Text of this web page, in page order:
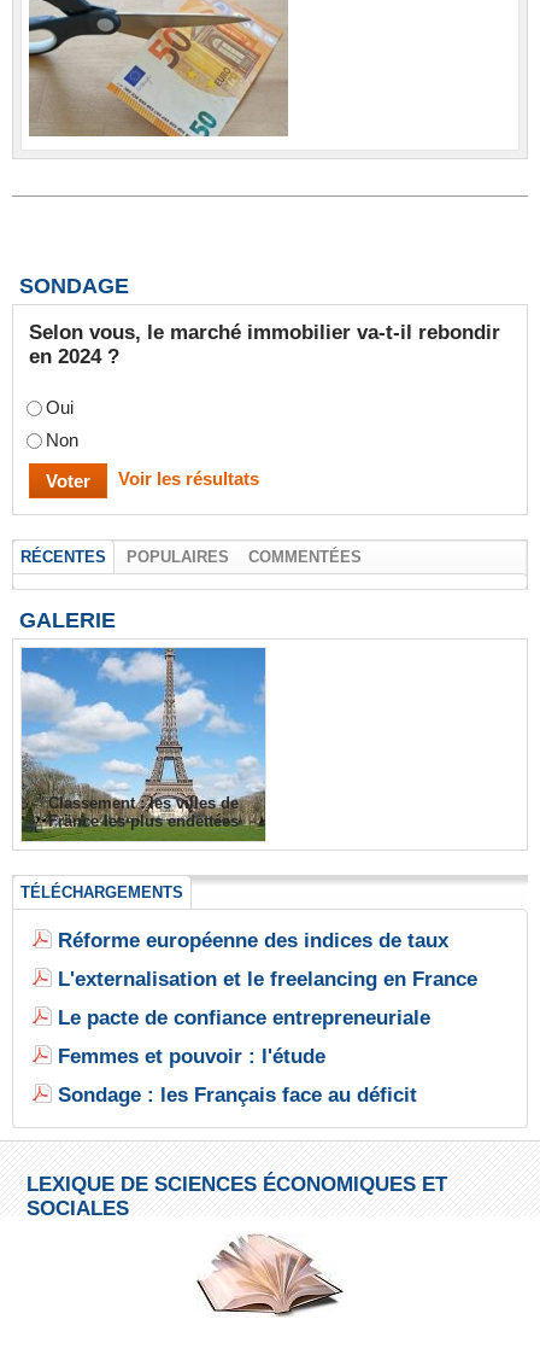
SONDAGE
Selon vous, le marché immobilier va-t-il rebondir
en 2024 ?
Oui
Non
Voir les résultats
RÉCENTES POPULAIRES COMMENTÉES
GALERIE
Classement : les villes de
France les plus endettées
TÉLÉCHARGEMENTS
Réforme européenne des indices de taux
L'externalisation et le freelancing en France
Le pacte de confiance entrepreneuriale
Femmes et pouvoir : l'étude
Sondage : les Français face au déficit
LEXIQUE DE SCIENCES ÉCONOMIQUES ET
SOCIALES